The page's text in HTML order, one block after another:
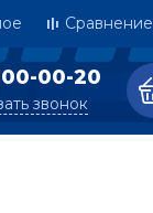
Сравнение
00-20
звонок